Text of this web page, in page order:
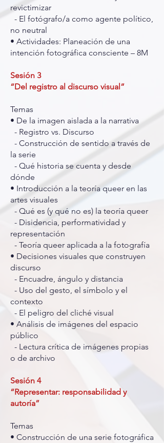
revictimizar
- El fotógrafo/a como agente político,
no neutral
• Actividades: Planeación de una
intención fotográfica consciente – 8M
Sesión 3
“Del registro al discurso visual”
Temas
• De la imagen aislada a la narrativa
- Registro vs. Discurso
- Construcción de sentido a través de
la serie
- Qué historia se cuenta y desde
dónde
• Introducción a la teoría queer en las
artes visuales
- Qué es (y qué no es) la teoría queer
- Disidencia, performatividad y
representación
- Teoría queer aplicada a la fotografía
• Decisiones visuales que construyen
discurso
- Encuadre, ángulo y distancia
- Uso del gesto, el símbolo y el
contexto
- El peligro del cliché visual
• Análisis de imágenes del espacio
público
- Lectura crítica de imágenes propias
o de archivo
Sesión 4
“Representar: responsabilidad y
autoría”
Temas
• Construcción de una serie fotográfica